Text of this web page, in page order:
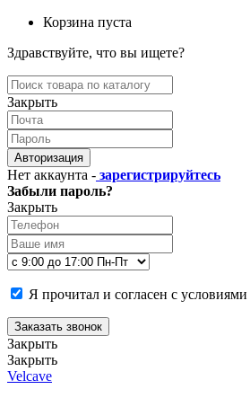
Корзина пуста
Здравствуйте, что вы ищете?
Закрыть
Авторизация
Нет аккаунта - зарегистрируйтесь
Забыли пароль?
Закрыть
Я прочитал и согласен с условиями
Заказать звонок
Закрыть
Закрыть
Velcave